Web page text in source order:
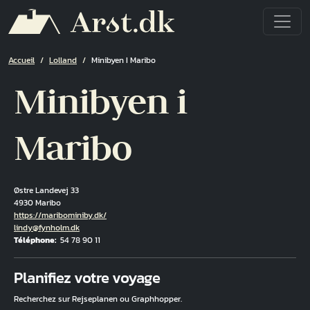
Fil d'Ariane
Accueil Lolland Minibyen I Maribo
Minibyen i
Maribo
Østre Landevej 33
4930 Maribo
Hjemmeside
https://maribominiby.dk/
Courriel
lindy@fynholm.dk
Téléphone 54 78 90 11
Planifiez votre voyage
Recherchez sur Rejseplanen ou Graphhopper.